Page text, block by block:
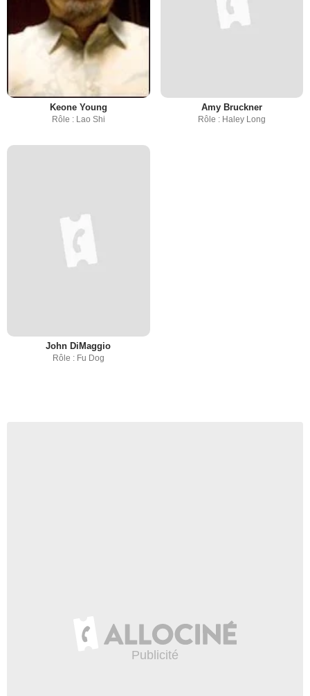
Keone Young
Rôle : Lao Shi
Amy Bruckner
Rôle : Haley Long
John DiMaggio
Rôle : Fu Dog